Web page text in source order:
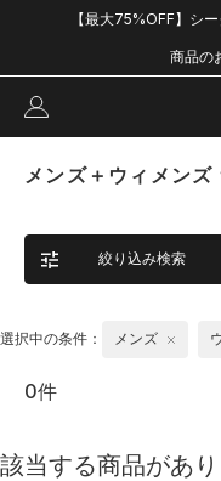
【最大75%OFF】シ
商品の
メンズ＋ウィメン
絞り込み検索
選択中の条件： メンズ
0件
該当する商品があり